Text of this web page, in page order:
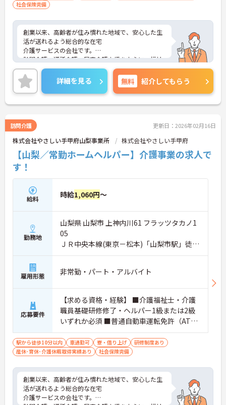
社会保険完備
創業以来、高齢者が住み慣れた地域で、安心した生
活が送れるよう総合的な在宅
介護サービスの会社です。
訪問介護、通所介護、居宅介護支援を中心に、福祉
用具、訪問入浴、小規模多機
能型居宅介護等、幅広いサービスを提供することで
利用者様だけでなく、社員も
イキイキと出来る会社を目指し甲府エリアを中心に
現在も成長し続けています。
詳細を見る 無料 紹介してもらう
訪問介護 更新日：2026年02月16日
株式会社やさしい手甲府山梨事業所 株式会社やさしい手甲府
【山梨／常勤ホームヘルパー】介護事業の求人で
す！
給料 時給1,060円～
勤務地
山梨県 山梨市 上神内川61 フラッツタカノ1
05
ＪＲ中央本線(東京－松本)「山梨市駅」徒歩
4分
雇用形態 非常勤・パート・アルバイト
応募要件
【求める資格・経験】 ■介護福祉士・介護
職員基礎研修修了・ヘルパー1級または2級
いずれか必須 ■普通自動車運転免許（AT限
定可）
駅から徒歩10分以内 車通勤可 寮・借り上げ
研修制度あり
産休･育休･介護休暇取得実績あり
社会保険完備
創業以来、高齢者が住み慣れた地域で、安心した生
活が送れるよう総合的な在宅
介護サービスの会社です。